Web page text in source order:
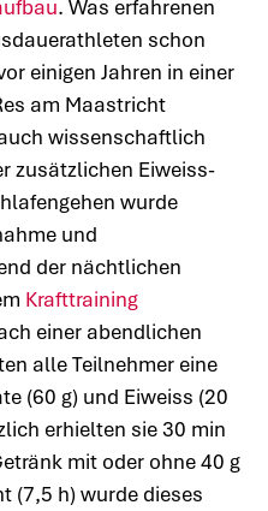
. Was erfahrenen
schon
einigen Jahren in einer
am Maastricht
wissenschaftlich
zusätzlichen Eiweiss-
wurde
und
der nächtlichen
Krafttraining
einer abendlichen
alle Teilnehmer eine
(60 g) und Eiweiss (20
erhielten sie 30 min
mit oder ohne 40 g
(7,5 h) wurde dieses